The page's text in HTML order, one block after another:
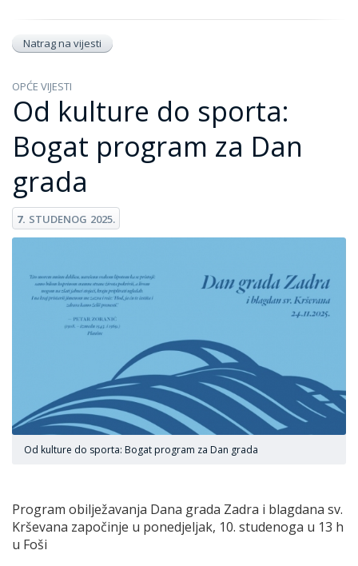
Natrag na vijesti
OPĆE VIJESTI
Od kulture do sporta:
Bogat program za Dan
grada
7. STUDENOG 2025.
Od kulture do sporta: Bogat program za Dan grada
Program obilježavanja Dana grada Zadra i blagdana sv.
Krševana započinje u ponedjeljak, 10. studenoga u 13 h
u Foši